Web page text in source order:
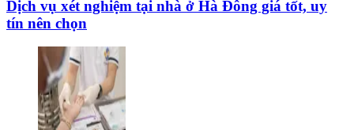
Dịch vụ xét nghiệm tại nhà ở Hà Đông giá tốt, uy
tín nên chọn